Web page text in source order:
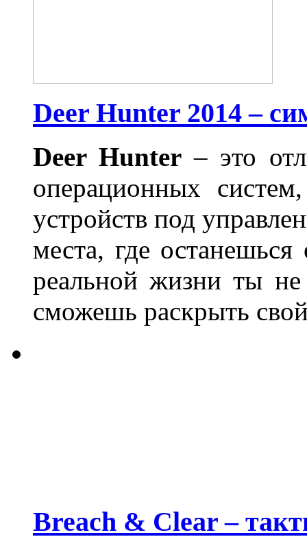
Deer Hunter 2014 –
Deer Hunter – это
операционных
устройств под
места, где
реальной жизни ты
сможешь раскрыть
Breach & Clear –